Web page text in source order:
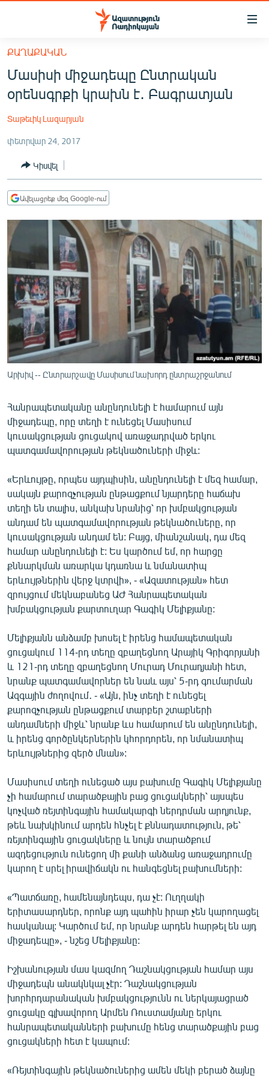
Մատչելիության
հիմնական
բովանդակությանը
Անցնել
հիմնական
մենյուին
ՀԱՅԱՍՏԱՆ
ՔԱՂԱՔԱԿԱՆ
ԸՆՏՐՈՒԹՅՈՒՆՆԵՐ 2026
ԻՐԱՎՈՒՆՔ
ՀԱՍԱՐԱԿՈՒԹՅՈՒՆ
ՏՆՏԵՍՈՒԹՅՈՒՆ
ՊԱՏԵՐԱԶՄԻ 6 ՇԱԲԱԹՆԵՐԸ
ՏԱՐԱԾԱՇՐՋԱՆ
ՄԻՋԱԶԳԱՅԻՆ
ՄՇԱԿՈՒՅԹ
ՍՊՈՐՏ
ՄԵԿՆԱԲԱՆՈՒԹՅՈՒՆ
ՏՏ ԵՒ ԻՆՏԵՐՆԵՏ
ԱՐԽԻՎ
ՏԵՍԱՆՅՈՒԹԵՐ
ԲԱՆԱՎԵՃ
ՁԳՏԵԼՈՎ ԼԱՎԱԳՈՒՅՆԻՆ
ՓՈԴՔԱՍԹ
Հայերեն
English
Русский
ՀԵՏԵՎԵՔ ՄԵԶ
«Ազատության» բոլոր կայքերը
ՔԱՂԱՔԱԿԱՆ
Մասիսի միջադեպը Ընտրական
օրենսգրքի կրախն է․ Բագրատյան
Տաթեւիկ Լազարյան
փետրվար 24, 2017
Կիսվել
Ավելացրեք մեզ Google-ում
Արխիվ -- Ընտրարշավը Մասիսում նախորդ ընտրաշրջանում
Հանրապետականը անընդունելի է համարում այն
միջադեպը, որը տեղի է ունեցել Մասիսում
կուսակցության ցուցակով առաջադրված երկու
պատգամավորության թեկնածուների միջև:
«Երևույթը, որպես այդպիսին, անընդունելի է մեզ համար,
սակայն քարոզչության ընթացքում նյարդերը հաճախ
տեղի են տալիս, անկախ նրանից՝ որ խմբակցության
անդամ են պատգամավորության թեկնածուները, որ
կուսակցության անդամ են: Բայց, միանշանակ, դա մեզ
համար անընդունելի է: Ես կարծում եմ, որ հարցը
քննարկման առարկա կդառնա և նմանատիպ
երևույթներին վերջ կտրվի», - «Ազատության» հետ
զրույցում մեկնաբանեց ԱԺ Հանրապետական
խմբակցության քարտուղար Գագիկ Մելիքյանը:
Մելիքյանն անձամբ խոսել է իրենց համապետական
ցուցակում 114-րդ տեղը զբաղեցնող Արայիկ Գրիգորյանի
և 121-րդ տեղը զբաղեցնող Մուրադ Մուրադյանի հետ,
նրանք պատգամավորներ են նաև այս՝ 5-րդ գումարման
Ազգային ժողովում․ - «Այն, ինչ տեղի է ունեցել
քարոզչության ընթացքում տարբեր շտաբների
անդամների միջև՝ նրանք ևս համարում են անընդունելի,
և իրենց գործընկերներին կհորդորեն, որ նմանատիպ
երևույթներից զերծ մնան»:
Մասիսում տեղի ունեցած այս բախումը Գագիկ Մելիքյանը
չի համարում տարածքային բաց ցուցակների՝ այսպես
կոչված ռեյտինգային համակարգի ներդրման արդյունք,
թեև նախկինում արդեն հնչել է քննադատություն, թե՝
ռեյտինգային ցուցակները և նույն տարածքում
ազդեցություն ունեցող մի քանի անձանց առաջադրումը
կարող է սրել իրավիճակն ու հանգեցնել բախումների:
«Պատճառը, համենայնդեպս, դա չէ: Ուղղակի
երիտասարդներ, որոնք այդ պահին իրար չեն կարողացել
հասկանալ: Կարծում եմ, որ նրանք արդեն հարթել են այդ
միջադեպը», - նշեց Մելիքյանը:
Իշխանության մաս կազմող Դաշնակցության համար այս
միջադեպն անակնկալ չէր: Դաշնակցության
խորհրդարանական խմբակցությունն ու ներկայացրած
ցուցակը գլխավորող Արմեն Ռուստամյանը երկու
հանրապետականների բախումը հենց տարածքային բաց
ցուցակների հետ է կապում:
«Ռեյտինգային թեկնածուներից ամեն մեկի բերած ձայնը